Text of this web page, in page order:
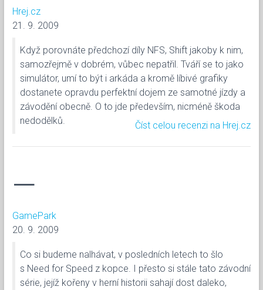
Hrej.cz
21. 9. 2009
Když porovnáte předchozí díly NFS, Shift jakoby k nim,
samozřejmě v dobrém, vůbec nepatřil. Tváří se to jako
simulátor, umí to být i arkáda a kromě líbivé grafiky
dostanete opravdu perfektní dojem ze samotné jízdy a
závodění obecně. O to jde především, nicméně škoda
nedodělků.
Číst celou recenzi na Hrej.cz
—
GamePark
20. 9. 2009
Co si budeme nalhávat, v posledních letech to šlo
s Need for Speed z kopce. I přesto si stále tato závodní
série, jejíž kořeny v herní historii sahají dost daleko,